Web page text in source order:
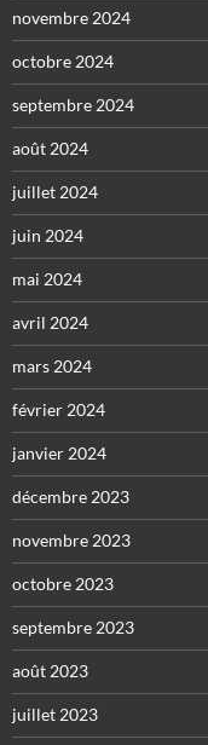
novembre 2024
octobre 2024
septembre 2024
août 2024
juillet 2024
juin 2024
mai 2024
avril 2024
mars 2024
février 2024
janvier 2024
décembre 2023
novembre 2023
octobre 2023
septembre 2023
août 2023
juillet 2023